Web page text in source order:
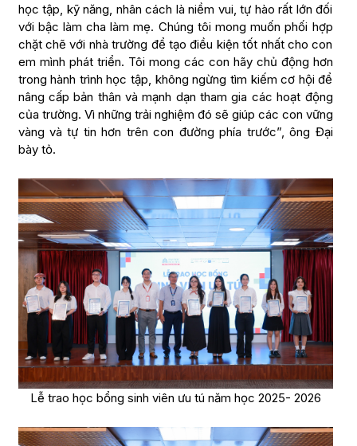
học tập, kỹ năng, nhân cách là niềm vui, tự hào rất lớn đối
với bậc làm cha làm mẹ. Chúng tôi mong muốn phối hợp
chặt chẽ với nhà trường để tạo điều kiện tốt nhất cho con
em mình phát triển. Tôi mong các con hãy chủ động hơn
trong hành trình học tập, không ngừng tìm kiếm cơ hội để
nâng cấp bản thân và mạnh dạn tham gia các hoạt động
của trường. Vì những trải nghiệm đó sẽ giúp các con vững
vàng và tự tin hơn trên con đường phía trước”, ông Đại
bày tỏ.
Lễ trao học bổng sinh viên ưu tú năm học 2025- 2026